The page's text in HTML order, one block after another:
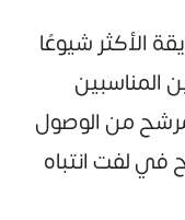
الأكثر شيوعًا
المناسبين
من الوصول
في لفت انتباه